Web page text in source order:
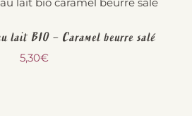
lait BIO – Caramel beurre salé
5,30€